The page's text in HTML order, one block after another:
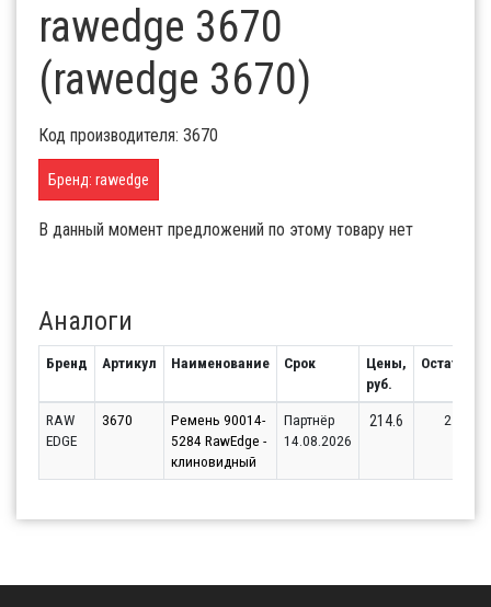
rawedge 3670
(rawedge 3670)
Код производителя: 3670
Бренд: rawedge
В данный момент предложений по этому товару нет
Аналоги
Бренд Артикул Наименование Срок
Цены,
руб.
Остаток
RAW
EDGE
3670
Ремень 90014-
5284 RawEdge -
клиновидный
Партнёр
14.08.2026
214.6 2